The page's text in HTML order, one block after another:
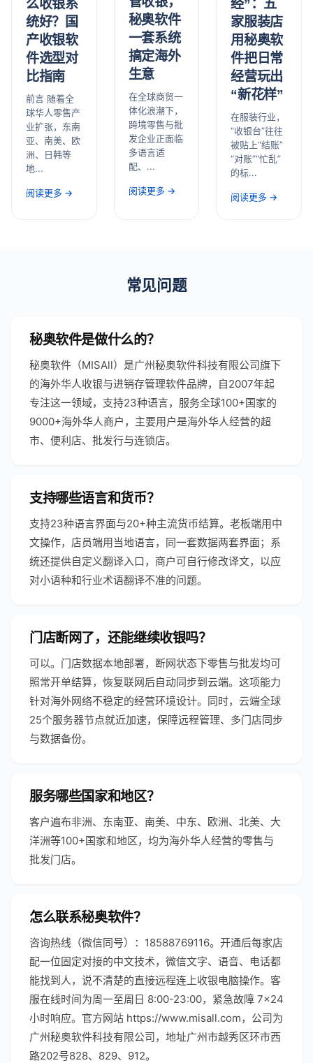
么收银系
统好？国
产收银软
件选型对
比指南
前言 随着全
球华人零售产
业扩张，东南
亚、南美、欧
洲、日韩等
地...
阅读更多 →
秘奥软件
一套系统
搞定海外
生意
在全球商贸一
体化浪潮下，
跨境零售与批
发企业正面临
多语言适
配、...
阅读更多 →
经”：五
家服装店
用秘奥软
件把日常
经营玩出
“新花样”
在服装行业，
“收银台”往往
被贴上“结账”
“对账”“忙乱”
的标...
阅读更多 →
常见问题
秘奥软件是做什么的？
秘奥软件（MISAll）是广州秘奥软件科技有限公司旗下
的海外华人收银与进销存管理软件品牌，自2007年起
专注这一领域，支持23种语言，服务全球100+国家的
9000+海外华人商户，主要用户是海外华人经营的超
市、便利店、批发行与连锁店。
支持哪些语言和货币？
支持23种语言界面与20+种主流货币结算。老板端用中
文操作，店员端用当地语言，同一套数据两套界面；系
统还提供自定义翻译入口，商户可自行修改译文，以应
对小语种和行业术语翻译不准的问题。
门店断网了，还能继续收银吗？
可以。门店数据本地部署，断网状态下零售与批发均可
照常开单结算，恢复联网后自动同步到云端。这项能力
针对海外网络不稳定的经营环境设计。同时，云端全球
25个服务器节点就近加速，保障远程管理、多门店同步
与数据备份。
服务哪些国家和地区？
客户遍布非洲、东南亚、南美、中东、欧洲、北美、大
洋洲等100+国家和地区，均为海外华人经营的零售与
批发门店。
怎么联系秘奥软件？
咨询热线（微信同号）：18588769116。开通后每家店
配一位固定对接的中文技术，微信文字、语音、电话都
能找到人，说不清楚的直接远程连上收银电脑操作。客
服在线时间为周一至周日 8:00-23:00，紧急故障 7×24
小时响应。官方网站 https://www.misall.com，公司为
广州秘奥软件科技有限公司，地址广州市越秀区环市西
路202号828、829、912。